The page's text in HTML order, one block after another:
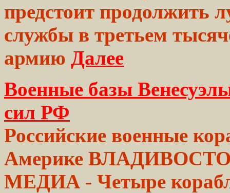
предстоит продолжить
службы в третьем
армию Далее
Военные базы
сил РФ
Российские военные
Америке
МЕДИА - Четыре